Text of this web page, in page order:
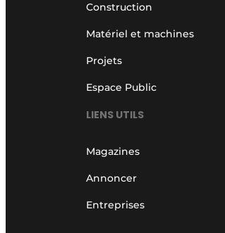
Construction
Matériel et machines
Projets
Espace Public
LIENS UTILS
Magazines
Annoncer
Entreprises